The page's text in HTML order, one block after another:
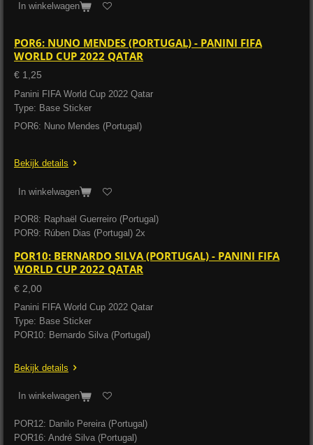
In winkelwagen
POR6: NUNO MENDES (PORTUGAL) - PANINI FIFA
WORLD CUP 2022 QATAR
€ 1,25
Panini FIFA World Cup 2022 Qatar
Type: Base Sticker
POR6: Nuno Mendes (Portugal)
Bekijk details
In winkelwagen
POR8: Raphaël Guerreiro (Portugal)
POR9: Rúben Dias (Portugal) 2x
POR10: BERNARDO SILVA (PORTUGAL) - PANINI FIFA
WORLD CUP 2022 QATAR
€ 2,00
Panini FIFA World Cup 2022 Qatar
Type: Base Sticker
POR10: Bernardo Silva (Portugal)
Bekijk details
In winkelwagen
POR12: Danilo Pereira (Portugal)
POR16: André Silva (Portugal)